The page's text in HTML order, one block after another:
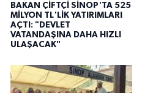
BAKAN ÇİFTÇİ SİNOP'TA 525
MİLYON TL'LİK YATIRIMLARI
AÇTI: "DEVLET
VATANDAŞINA DAHA HIZLI
ULAŞACAK"